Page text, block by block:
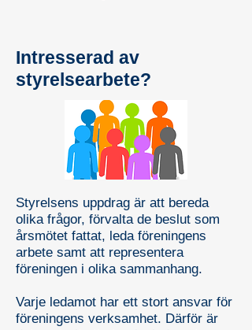
Intresserad av
styrelsearbete?
Styrelsens uppdrag är att bereda
olika frågor, förvalta de beslut som
årsmötet fattat, leda föreningens
arbete samt att representera
föreningen i olika sammanhang.
Varje ledamot har ett stort ansvar för
föreningens verksamhet. Därför är